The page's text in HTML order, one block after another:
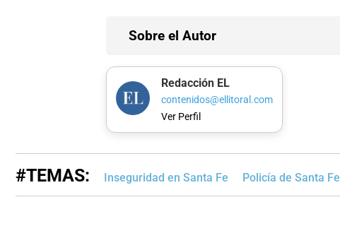
Sobre el Autor
Redacción EL
contenidos@ellitoral.com
Ver Perfil
#TEMAS: Inseguridad en Santa Fe Policía de Santa Fe